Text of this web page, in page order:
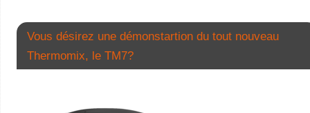
Vous désirez une démonstartion du tout nouveau
Thermomix, le TM7?